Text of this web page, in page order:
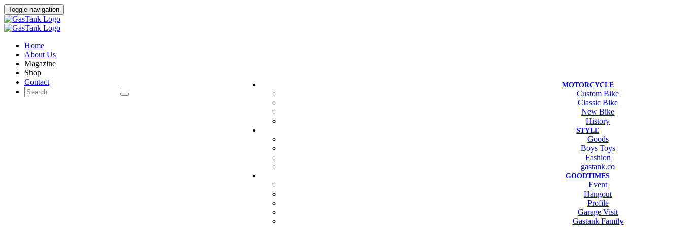
Toggle navigation
Home
About Us
Magazine
Shop
Contact
MOTORCYCLE
Custom Bike
Classic Bike
New Bike
History
STYLE
Goods
Boys Toys
Fashion
gastank.co
GOODTIMES
Event
Hangout
Profile
Garage Visit
Gastank Family